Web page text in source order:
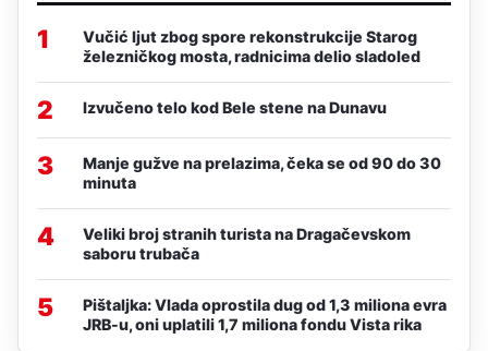
1
Vučić ljut zbog spore rekonstrukcije Starog
železničkog mosta, radnicima delio sladoled
2 Izvučeno telo kod Bele stene na Dunavu
3
Manje gužve na prelazima, čeka se od 90 do 30
minuta
4
Veliki broj stranih turista na Dragačevskom
saboru trubača
5
Pištaljka: Vlada oprostila dug od 1,3 miliona evra
JRB-u, oni uplatili 1,7 miliona fondu Vista rika